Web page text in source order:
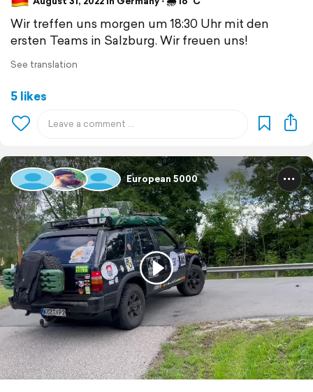
Wir treffen uns morgen um 18:30 Uhr mit den
ersten Teams in Salzburg. Wir freuen uns!
See translation
5 likes
European 5000